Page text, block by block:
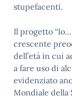
stupefacenti.
Il progetto
crescente
dell’età in cui
a fare uso di
evidenziato
Mondiale della